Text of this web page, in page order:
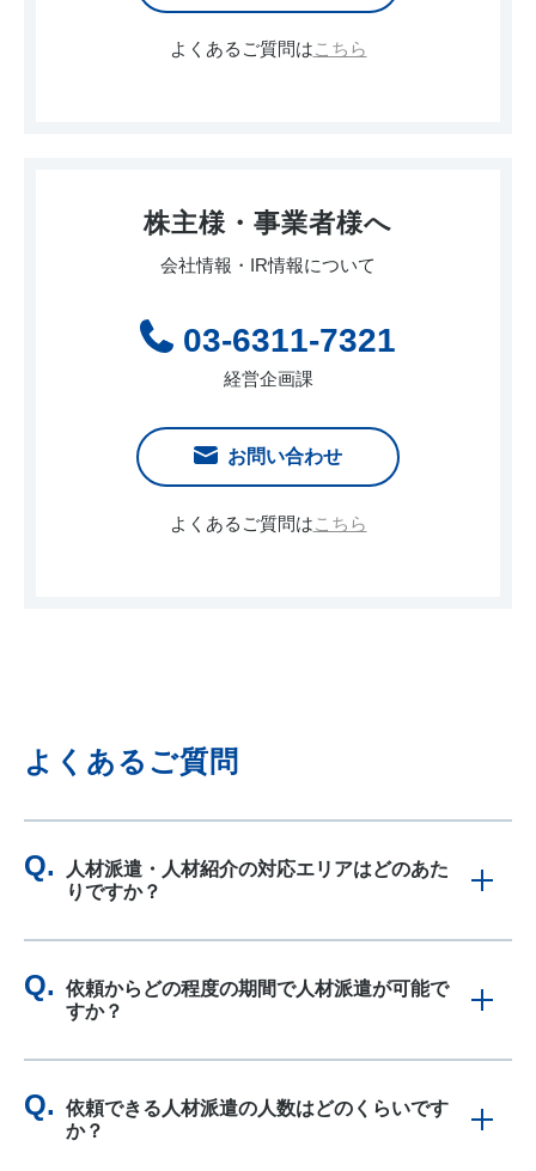
よくあるご質問はこちら
株主様・事業者様へ
会社情報・IR情報について
03-6311-7321
経営企画課
お問い合わせ
よくあるご質問はこちら
よくあるご質問
人材派遣・人材紹介の対応エリアはどのあた
りですか？
依頼からどの程度の期間で人材派遣が可能で
すか？
依頼できる人材派遣の人数はどのくらいです
か？